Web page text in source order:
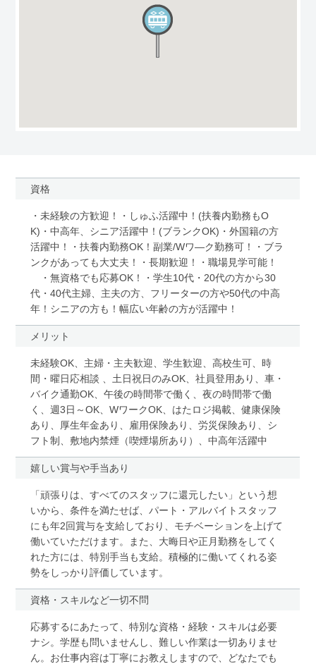
資格
・未経験の方歓迎！・しゅふ活躍中！(扶養内勤務もO
K)・中高年、シニア活躍中！(ブランクOK)・外国籍の方
活躍中！・扶養内勤務OK！副業/Wワ―ク勤務可！・ブラ
ンクがあっても大丈夫！・長期歓迎！・職場見学可能！
・無資格でも応募OK！・学生10代・20代の方から30
代・40代主婦、主夫の方、フリーターの方や50代の中高
年！シニアの方も！幅広い年齢の方が活躍中！
メリット
未経験OK、主婦・主夫歓迎、学生歓迎、高校生可、時
間・曜日応相談 、土日祝日のみOK、社員登用あり、車・
バイク通勤OK、午後の時間帯で働く、夜の時間帯で働
く、週3日～OK、WワークOK、はたロジ掲載、健康保険
あり、厚生年金あり、雇用保険あり、労災保険あり、シ
フト制、敷地内禁煙（喫煙場所あり）、中高年活躍中
嬉しい賞与や手当あり
「頑張りは、すべてのスタッフに還元したい」という想
いから、条件を満たせば、パート・アルバイトスタッフ
にも年2回賞与を支給しており、モチベーションを上げて
働いていただけます。また、大晦日や正月勤務をしてく
れた方には、特別手当も支給。積極的に働いてくれる姿
勢をしっかり評価しています。
資格・スキルなど一切不問
応募するにあたって、特別な資格・経験・スキルは必要
ナシ。学歴も問いませんし、難しい作業は一切ありませ
ん。お仕事内容は丁寧にお教えしますので、どなたでも